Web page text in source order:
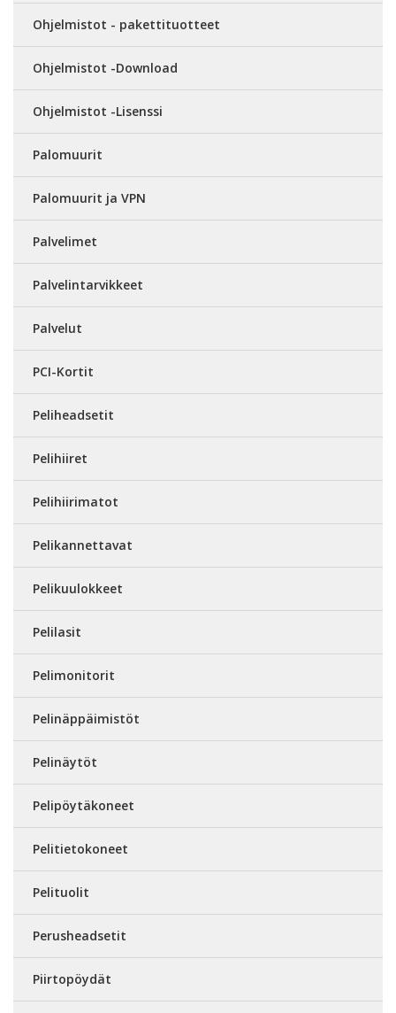
Ohjelmistot - pakettituotteet
Ohjelmistot -Download
Ohjelmistot -Lisenssi
Palomuurit
Palomuurit ja VPN
Palvelimet
Palvelintarvikkeet
Palvelut
PCI-Kortit
Peliheadsetit
Pelihiiret
Pelihiirimatot
Pelikannettavat
Pelikuulokkeet
Pelilasit
Pelimonitorit
Pelinäppäimistöt
Pelinäytöt
Pelipöytäkoneet
Pelitietokoneet
Pelituolit
Perusheadsetit
Piirtopöydät